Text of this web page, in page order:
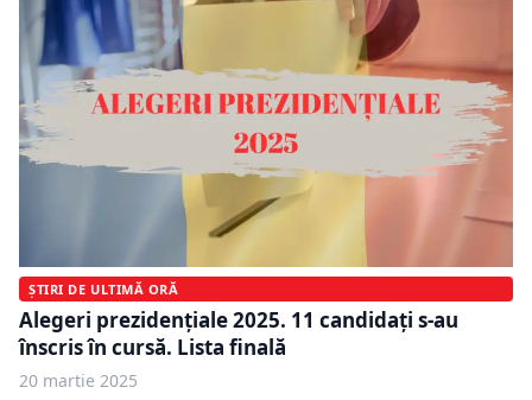
ȘTIRI DE ULTIMĂ ORĂ
Alegeri prezidențiale 2025. 11 candidați s-au
înscris în cursă. Lista finală
20 martie 2025